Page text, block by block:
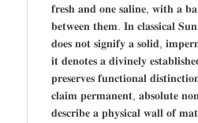
𝐟𝐫𝐞𝐬𝐡 𝐚𝐧𝐝 𝐨𝐧𝐞 𝐬𝐚𝐥𝐢𝐧𝐞, 𝐰𝐢𝐭𝐡 𝐚
𝐛𝐞𝐭𝐰𝐞𝐞𝐧 𝐭𝐡𝐞𝐦. 𝐈𝐧 𝐜𝐥𝐚𝐬𝐬𝐢𝐜𝐚𝐥
𝐝𝐨𝐞𝐬 𝐧𝐨𝐭 𝐬𝐢𝐠𝐧𝐢𝐟𝐲 𝐚 𝐬𝐨𝐥𝐢𝐝,
𝐢𝐭 𝐝𝐞𝐧𝐨𝐭𝐞𝐬 𝐚 𝐝𝐢𝐯𝐢𝐧𝐞𝐥𝐲
𝐩𝐫𝐞𝐬𝐞𝐫𝐯𝐞𝐬 𝐟𝐮𝐧𝐜𝐭𝐢𝐨𝐧𝐚𝐥
𝐜𝐥𝐚𝐢𝐦 𝐩𝐞𝐫𝐦𝐚𝐧𝐞𝐧𝐭, 𝐚𝐛𝐬𝐨𝐥𝐮𝐭𝐞
𝐝𝐞𝐬𝐜𝐫𝐢𝐛𝐞 𝐚 𝐩𝐡𝐲𝐬𝐢𝐜𝐚𝐥 𝐰𝐚𝐥𝐥 𝐨𝐟